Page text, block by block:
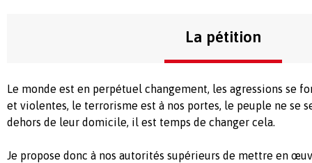
La pétition
Le monde est en perpétuel changement, les agressions se
et violentes, le terrorisme est à nos portes, le peuple ne se
dehors de leur domicile, il est temps de changer cela.
Je propose donc à nos autorités supérieurs de mettre en